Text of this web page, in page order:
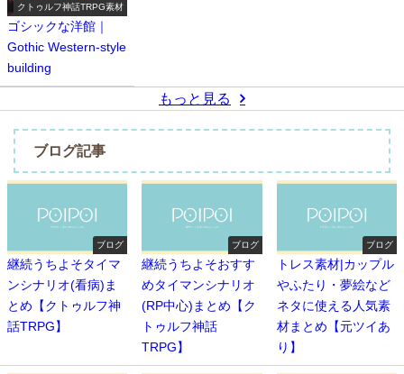
クトゥルフ神話TRPG素材
ゴシックな洋館｜
Gothic Western-style
building
もっと見る
ブログ記事
ブログ
継続うちよそタイマ
ンシナリオ(看病)ま
とめ【クトゥルフ神
話TRPG】
ブログ
継続うちよそおすす
めタイマンシナリオ
(RP中心)まとめ【ク
トゥルフ神話
TRPG】
ブログ
トレス素材|カップル
やふたり・夢絵など
ネタに使える人気素
材まとめ【元ツイあ
り】